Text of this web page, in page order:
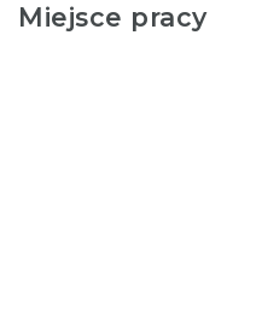
Miejsce pracy